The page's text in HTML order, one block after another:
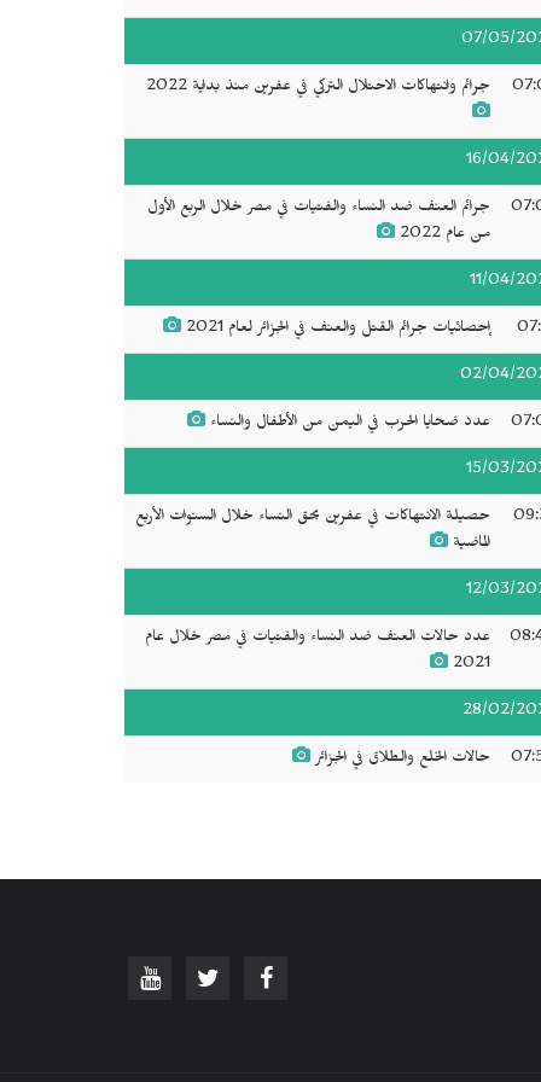
07/05/
جرائم وانتهاكات الاحتلال التركي في عفرين منذ بداية 2022
16/04/
جرائم العنف ضد النساء والفتيات في مصر خلال الربع الأول
من عام 2022
11/04/
إحصائيات جرائم القتل والعنف في الجزائر لعام 2021
02/04/
عدد ضحايا الحرب في اليمن من الأطفال والنساء
15/03/
حصيلة الانتهاكات في عفرين بحق النساء خلال السنوات الأربع
الماضية
12/03/
عدد حالات العنف ضد النساء والفتيات في مصر خلال عام
2021
28/02/
حالات الخلع والطلاق في الجزائر